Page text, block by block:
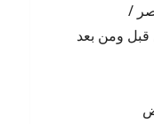
/
قبل ومن بعد